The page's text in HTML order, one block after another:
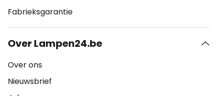
Fabrieksgarantie
Over Lampen24.be
Over ons
Nieuwsbrief